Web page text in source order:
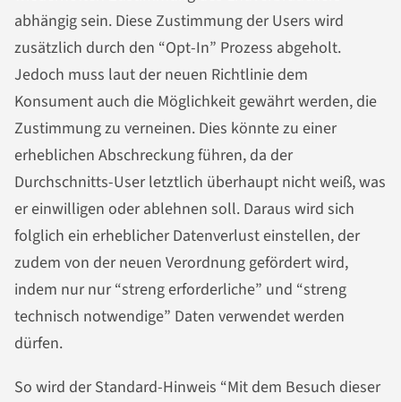
abhängig sein. Diese Zustimmung der Users wird
zusätzlich durch den “Opt-In” Prozess abgeholt.
Jedoch muss laut der neuen Richtlinie dem
Konsument auch die Möglichkeit gewährt werden, die
Zustimmung zu verneinen. Dies könnte zu einer
erheblichen Abschreckung führen, da der
Durchschnitts-User letztlich überhaupt nicht weiß, was
er einwilligen oder ablehnen soll. Daraus wird sich
folglich ein erheblicher Datenverlust einstellen, der
zudem von der neuen Verordnung gefördert wird,
indem nur nur “streng erforderliche” und “streng
technisch notwendige” Daten verwendet werden
dürfen.
So wird der Standard-Hinweis “Mit dem Besuch dieser